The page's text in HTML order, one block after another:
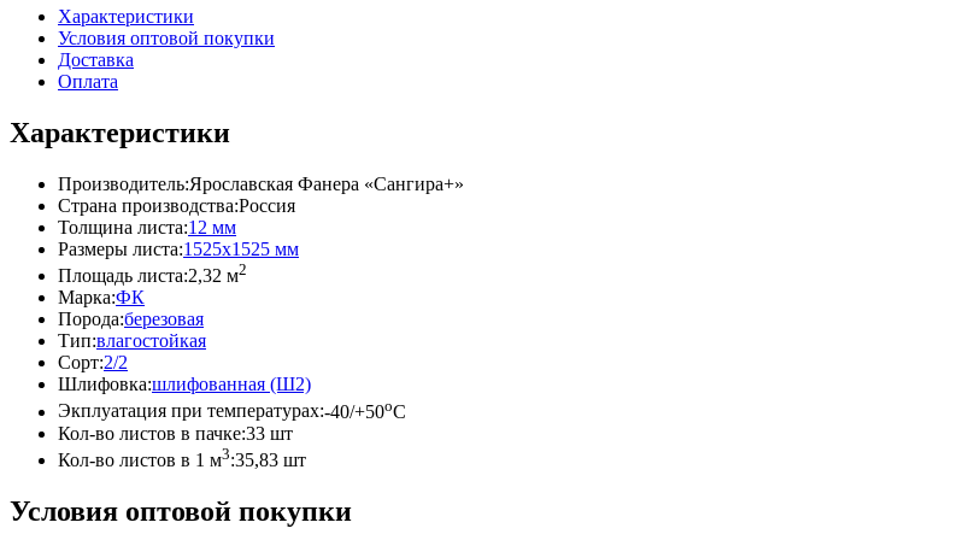
Характеристики
Условия оптовой покупки
Доставка
Оплата
Характеристики
Производитель:Ярославская Фанера «Сангира+»
Страна производства:Россия
Толщина листа:12 мм
Размеры листа:1525x1525 мм
Площадь листа:2,32 м2
Марка:ФК
Порода:березовая
Тип:влагостойкая
Сорт:2/2
Шлифовка:шлифованная (Ш2)
Экплуатация при температурах:-40/+50oC
Кол-во листов в пачке:33 шт
Кол-во листов в 1 м3:35,83 шт
Условия оптовой покупки